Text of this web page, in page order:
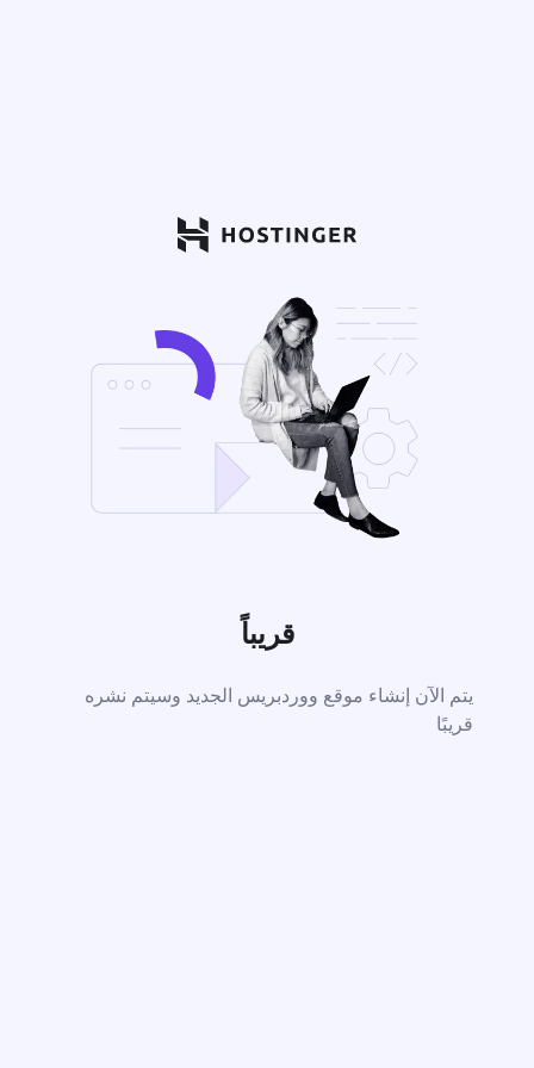
قريباً
يتم الآن إنشاء موقع ووردبريس الجديد وسيتم نشره
قريبًا